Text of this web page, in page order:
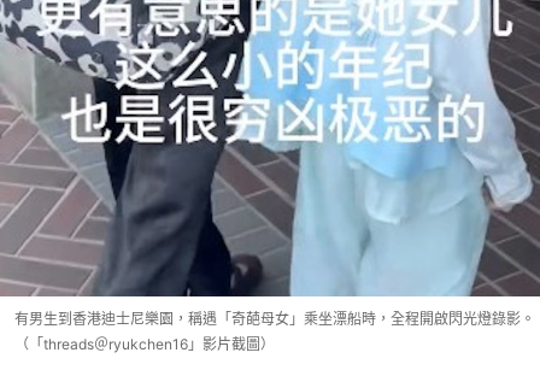
有男生到香港迪士尼樂園，稱遇「奇葩母女」乘坐漂船時，全程開啟閃光燈錄影。
（「threads＠ryukchen16」影片截圖）